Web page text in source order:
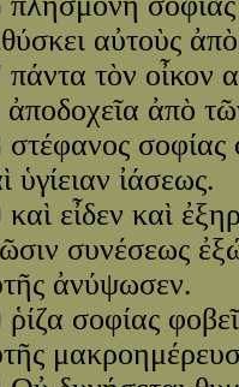
αὐτοὺς
πάντα τὸν οἶκον
ἀποδοχεῖα ἀπὸ
στέφανος
ὑγίειαν ἰάσεως.
καὶ εἶδεν καὶ
συνέσεως
ἀνύψωσεν.
ῥίζα σοφίας